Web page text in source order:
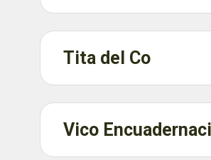
Tita del Co
Vico